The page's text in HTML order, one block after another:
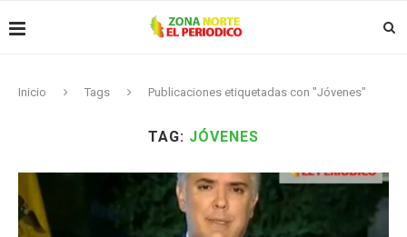
Inicio Tags Publicaciones etiquetadas con "Jóvenes"
TAG: JÓVENES